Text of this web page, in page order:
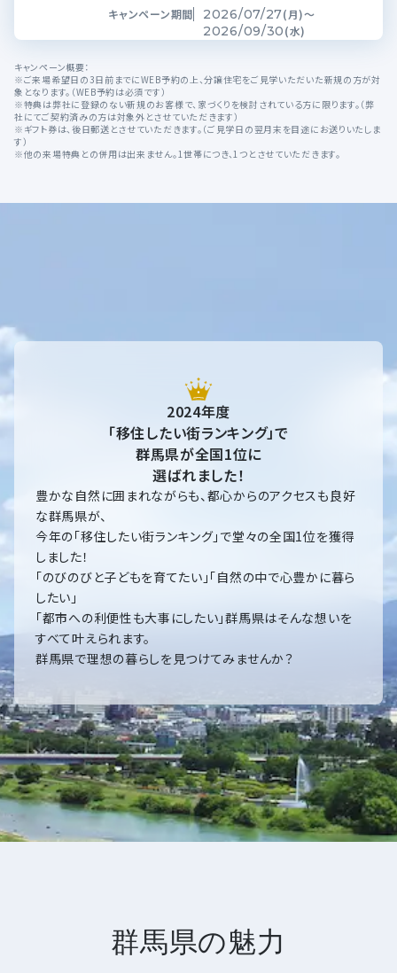
キャンペーン期間 2026/07/27(月)～
2026/09/30(水)
キャンペーン概要：
※ご来場希望日の3日前までにWEB予約の上、分譲住宅をご見学いただいた新規の方が対
象となります。（WEB予約は必須です）
※特典は弊社に登録のない新規のお客様で、家づくりを検討されている方に限ります。（弊
社にてご契約済みの方は対象外とさせていただきます）
※ギフト券は、後日郵送とさせていただきます。（ご見学日の翌月末を目途にお送りいたしま
す）
※他の来場特典との併用は出来ません。1世帯につき、1つとさせていただきます。
2024年度
「移住したい街ランキング」で
群馬県が全国1位に
選ばれました！
豊かな自然に囲まれながらも、都心からのアクセスも良好
な群馬県が、
今年の「移住したい街ランキング」で堂々の全国1位を獲得
しました！
「のびのびと子どもを育てたい」「自然の中で心豊かに暮ら
したい」
「都市への利便性も大事にしたい」群馬県はそんな想いを
すべて叶えられます。
群馬県で理想の暮らしを見つけてみませんか？
群馬県の魅力